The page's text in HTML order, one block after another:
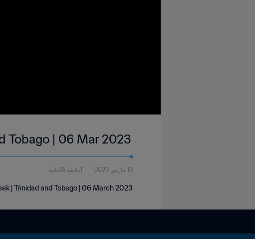
Tobago | 06 Mar 2023
13 مارس 2023 1دقيقة 55ثانية
| Trinidad and Tobago | 06 March 2023